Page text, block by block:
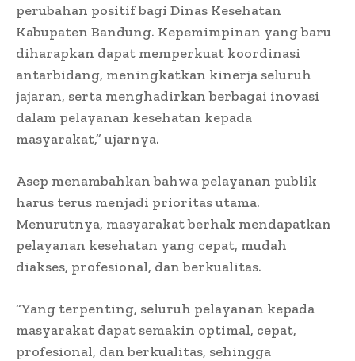
perubahan positif bagi Dinas Kesehatan
Kabupaten Bandung. Kepemimpinan yang baru
diharapkan dapat memperkuat koordinasi
antarbidang, meningkatkan kinerja seluruh
jajaran, serta menghadirkan berbagai inovasi
dalam pelayanan kesehatan kepada
masyarakat,” ujarnya.
Asep menambahkan bahwa pelayanan publik
harus terus menjadi prioritas utama.
Menurutnya, masyarakat berhak mendapatkan
pelayanan kesehatan yang cepat, mudah
diakses, profesional, dan berkualitas.
“Yang terpenting, seluruh pelayanan kepada
masyarakat dapat semakin optimal, cepat,
profesional, dan berkualitas, sehingga